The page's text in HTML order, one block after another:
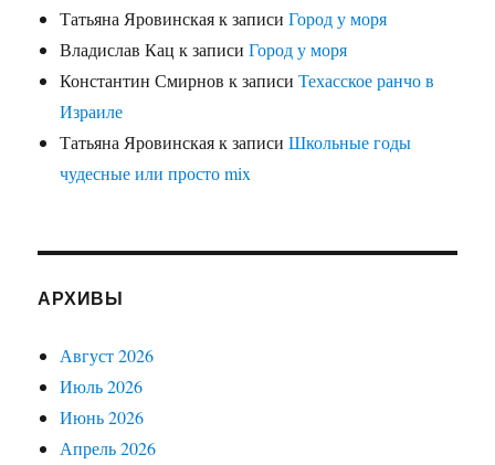
Татьяна Яровинскаяк записиГород у моря
Владислав Кац к записиГород у моря
Константин Смирнов к записиТехасское ранчо в
Израиле
Татьяна Яровинскаяк записиШкольные годы
чудесные или просто mix
АРХИВЫ
Август 2026
Июль 2026
Июнь 2026
Апрель 2026